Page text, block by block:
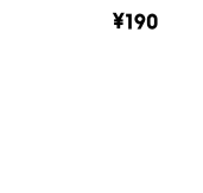
¥190